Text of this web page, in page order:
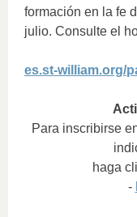
formación en la fe
julio. Consulte el
es.st-william.org/
Para inscribirse
haga
-